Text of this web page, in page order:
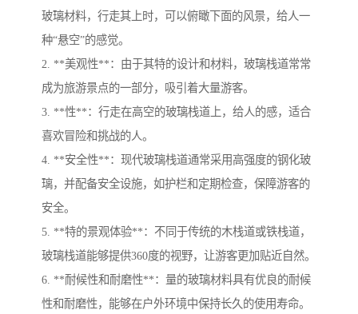
玻璃材料，行走其上时，可以俯瞰下面的风景，给人一
种“悬空”的感觉。
2. **美观性**：由于其特的设计和材料，玻璃栈道常常
成为旅游景点的一部分，吸引着大量游客。
3. **性**：行走在高空的玻璃栈道上，给人的感，适合
喜欢冒险和挑战的人。
4. **安全性**：现代玻璃栈道通常采用高强度的钢化玻
璃，并配备安全设施，如护栏和定期检查，保障游客的
安全。
5. **特的景观体验**：不同于传统的木栈道或铁栈道，
玻璃栈道能够提供360度的视野，让游客更加贴近自然。
6. **耐候性和耐磨性**：量的玻璃材料具有优良的耐候
性和耐磨性，能够在户外环境中保持长久的使用寿命。